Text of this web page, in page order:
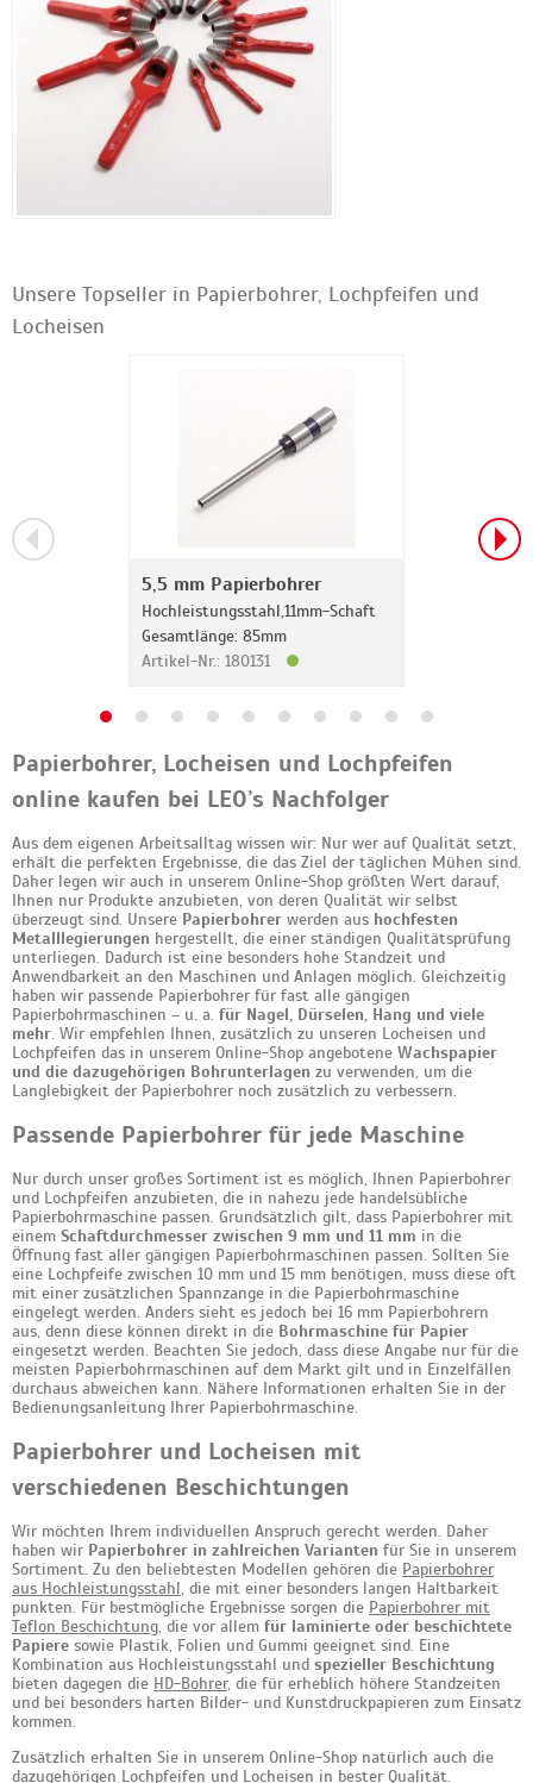
Unsere Topseller in Papierbohrer, Lochpfeifen und
Locheisen
5,5 mm Papierbohrer
Hochleistungsstahl,11mm-Schaft
Gesamtlänge: 85mm
Artikel-Nr.: 180131
Papierbohrer, Locheisen und Lochpfeifen
online kaufen bei LEO’s Nachfolger
Aus dem eigenen Arbeitsalltag wissen wir: Nur wer auf Qualität setzt,
erhält die perfekten Ergebnisse, die das Ziel der täglichen Mühen sind.
Daher legen wir auch in unserem Online-Shop größten Wert darauf,
Ihnen nur Produkte anzubieten, von deren Qualität wir selbst
überzeugt sind. Unsere Papierbohrer werden aus hochfesten
Metalllegierungen hergestellt, die einer ständigen Qualitätsprüfung
unterliegen. Dadurch ist eine besonders hohe Standzeit und
Anwendbarkeit an den Maschinen und Anlagen möglich. Gleichzeitig
haben wir passende Papierbohrer für fast alle gängigen
Papierbohrmaschinen – u. a. für Nagel, Dürselen, Hang und viele
mehr. Wir empfehlen Ihnen, zusätzlich zu unseren Locheisen und
Lochpfeifen das in unserem Online-Shop angebotene Wachspapier
und die dazugehörigen Bohrunterlagen zu verwenden, um die
Langlebigkeit der Papierbohrer noch zusätzlich zu verbessern.
Passende Papierbohrer für jede Maschine
Nur durch unser großes Sortiment ist es möglich, Ihnen Papierbohrer
und Lochpfeifen anzubieten, die in nahezu jede handelsübliche
Papierbohrmaschine passen. Grundsätzlich gilt, dass Papierbohrer mit
einem Schaftdurchmesser zwischen 9 mm und 11 mm in die
Öffnung fast aller gängigen Papierbohrmaschinen passen. Sollten Sie
eine Lochpfeife zwischen 10 mm und 15 mm benötigen, muss diese oft
mit einer zusätzlichen Spannzange in die Papierbohrmaschine
eingelegt werden. Anders sieht es jedoch bei 16 mm Papierbohrern
aus, denn diese können direkt in die Bohrmaschine für Papier
eingesetzt werden. Beachten Sie jedoch, dass diese Angabe nur für die
meisten Papierbohrmaschinen auf dem Markt gilt und in Einzelfällen
durchaus abweichen kann. Nähere Informationen erhalten Sie in der
Bedienungsanleitung Ihrer Papierbohrmaschine.
Papierbohrer und Locheisen mit
verschiedenen Beschichtungen
Wir möchten Ihrem individuellen Anspruch gerecht werden. Daher
haben wir Papierbohrer in zahlreichen Varianten für Sie in unserem
Sortiment. Zu den beliebtesten Modellen gehören die Papierbohrer
aus Hochleistungsstahl, die mit einer besonders langen Haltbarkeit
punkten. Für bestmögliche Ergebnisse sorgen die Papierbohrer mit
Teflon Beschichtung, die vor allem für laminierte oder beschichtete
Papiere sowie Plastik, Folien und Gummi geeignet sind. Eine
Kombination aus Hochleistungsstahl und spezieller Beschichtung
bieten dagegen die HD-Bohrer, die für erheblich höhere Standzeiten
und bei besonders harten Bilder- und Kunstdruckpapieren zum Einsatz
kommen.
Zusätzlich erhalten Sie in unserem Online-Shop natürlich auch die
dazugehörigen Lochpfeifen und Locheisen in bester Qualität.